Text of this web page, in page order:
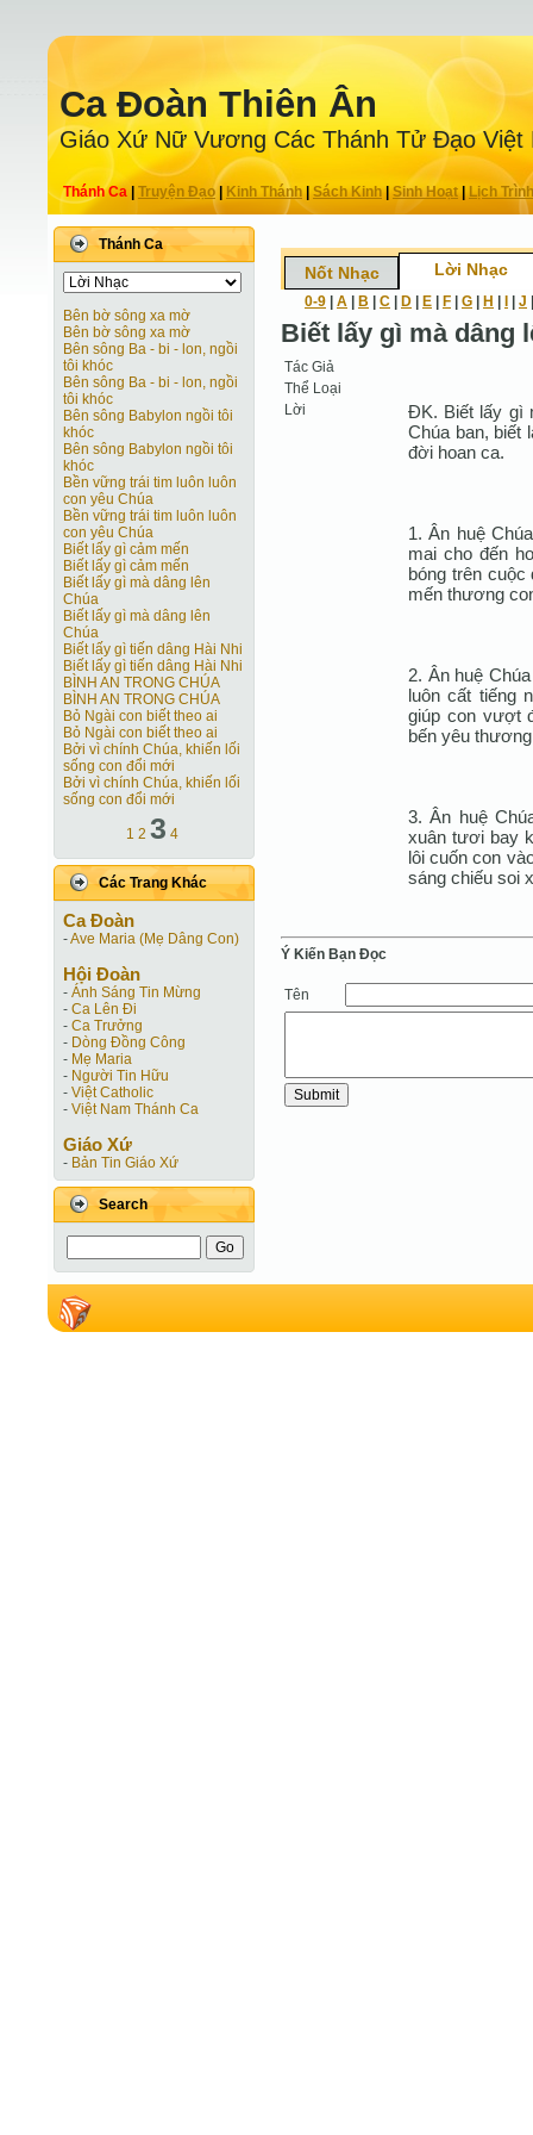
Ca Ðoàn Thiên Ân
Giáo Xứ Nữ Vương Các Thánh Tử Ðạo Việt
Thánh Ca Truyện Ðạo| Kinh Thánh Sách Kinh|Sinh Hoạt| Lịch Trình
Thánh Ca
Bên bờ sông xa mờ
Bên bờ sông xa mờ
Bên sông Ba - bi - lon, ngồi
tôi khóc
Bên sông Ba - bi - lon, ngồi
tôi khóc
Bên sông Babylon ngồi tôi
khóc
Bên sông Babylon ngồi tôi
khóc
Bền vững trái tim luôn luôn
con yêu Chúa
Bền vững trái tim luôn luôn
con yêu Chúa
Biết lấy gì cảm mến
Biết lấy gì cảm mến
Biết lấy gì mà dâng lên
Chúa
Biết lấy gì mà dâng lên
Chúa
Biết lấy gì tiến dâng Hài Nhi
Biết lấy gì tiến dâng Hài Nhi
BÌNH AN TRONG CHÚA
BÌNH AN TRONG CHÚA
Bỏ Ngài con biết theo ai
Bỏ Ngài con biết theo ai
Bởi vì chính Chúa, khiến lối
sống con đổi mới
Bởi vì chính Chúa, khiến lối
sống con đổi mới
1 2 3 4
Các Trang Khác
Ca Ðoàn
-Ave Maria (Mẹ Dâng Con)
Hội Ðoàn
- Ánh Sáng Tin Mừng
- Ca Lên Đi
- Ca Trưởng
- Dòng Đồng Công
- Mẹ Maria
- Người Tin Hữu
- Việt Catholic
- Việt Nam Thánh Ca
Giáo Xứ
- Bản Tin Giáo Xứ
Search
Nốt Nhạc Lời Nhạc
0-9 A B C D E F G H J
Biết lấy gì mà dâng
Tác Giả
Thể Loại
Lời
ĐK. Biết lấy gì
Chúa ban, biết
đời hoan ca.
1. Ân huệ
mai cho đến
bóng trên
mến thương
2. Ân huệ
luôn cất tiếng
giúp con vượt
bến yêu
3. Ân huệ
xuân tươi bay
lôi cuốn con
sáng chiếu soi
Ý Kiến Bạn Ðọc
Tên